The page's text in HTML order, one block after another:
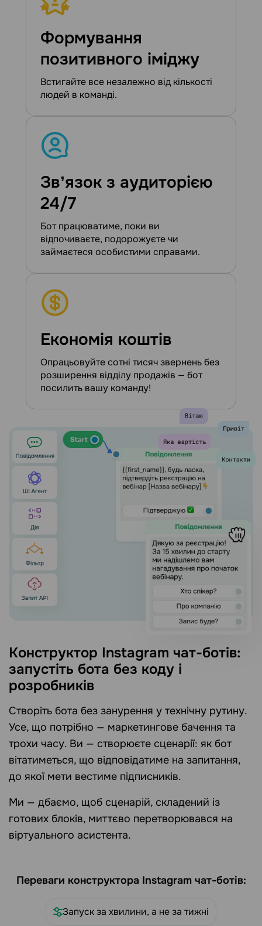
Формування
позитивного іміджу
Встигайте все незалежно від кількості
людей в команді.
Звʼязок з аудиторією
24/7
Бот працюватиме, поки ви
відпочиваєте, подорожуєте чи
займаєтеся особистими справами.
Економія коштів
Опрацьовуйте сотні тисяч звернень без
розширення відділу продажів — бот
посилить вашу команду!
Конструктор Instagram чат-ботів:
запустіть бота без коду і
розробників
Створіть бота без занурення у технічну рутину.
Усе, що потрібно — маркетингове бачення та
трохи часу. Ви — створюєте сценарії: як бот
вітатиметься, що відповідатиме на запитання,
до якої мети вестиме підписників.
Ми — дбаємо, щоб сценарій, складений із
готових блоків, миттєво перетворювався на
віртуального асистента.
Переваги конструктора Instagram чат-ботів:
Запуск за хвилини, а не за тижні